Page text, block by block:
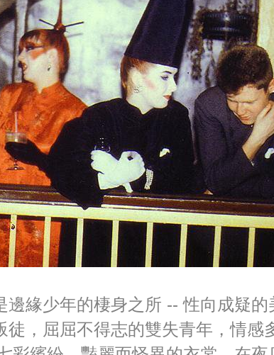
邊緣少年的棲身之所 -- 性向成疑的
徒，屈屈不得志的雙失青年，情感